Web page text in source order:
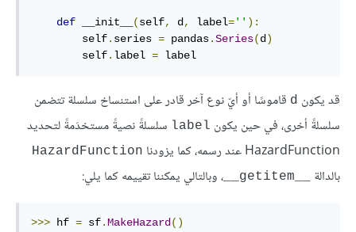
def __init__ (self, d, label='' ):
        self
. series = pandas.Series(d)
        self
. label = label
قد يكون d قاموسًا أو أيّ نوع آخر قادر على استنساخ سلسلة تتضمن
سلسلةً أخرى، في حين يكون label سلسلةً نصيةً مستخدَمةً لتحديد
HazardFunction عند رسمه، كما يزودنا
HazardFunction
بالدالة ، وبالتالي يمكننا تقييمه كما يلي:
>>> hf = sf.MakeHazard()